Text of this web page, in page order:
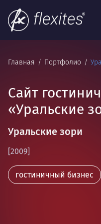
Главная Портфолио
Cайт
«Уральские
Уральские зори
[2009]
гостиничный бизнес